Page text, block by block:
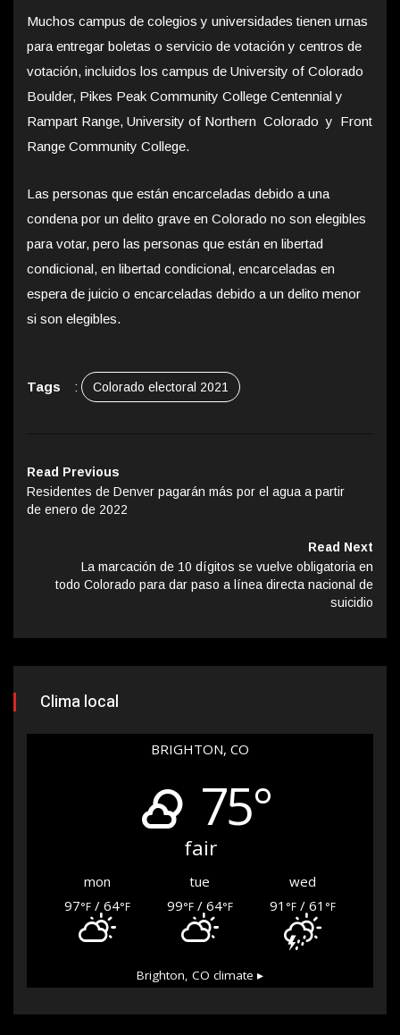
Muchos campus de colegios y universidades tienen urnas
para entregar boletas o servicio de votación y centros de
votación, incluidos los campus de University of Colorado
Boulder, Pikes Peak Community College Centennial y
Rampart Range, University of Northern Colorado y Front
Range Community College.
Las personas que están encarceladas debido a una
condena por un delito grave en Colorado no son elegibles
para votar, pero las personas que están en libertad
condicional, en libertad condicional, encarceladas en
espera de juicio o encarceladas debido a un delito menor
si son elegibles.
Tags : Colorado electoral 2021
Read Previous
Residentes de Denver pagarán más por el agua a partir
de enero de 2022
Read Next
La marcación de 10 dígitos se vuelve obligatoria en
todo Colorado para dar paso a línea directa nacional de
suicidio
Clima local
BRIGHTON, CO
75°
fair
mon tue
wed
97°F / 64°F 99°F/ 64°F 91 °F/ 61 °F
Brighton, CO climate ▸